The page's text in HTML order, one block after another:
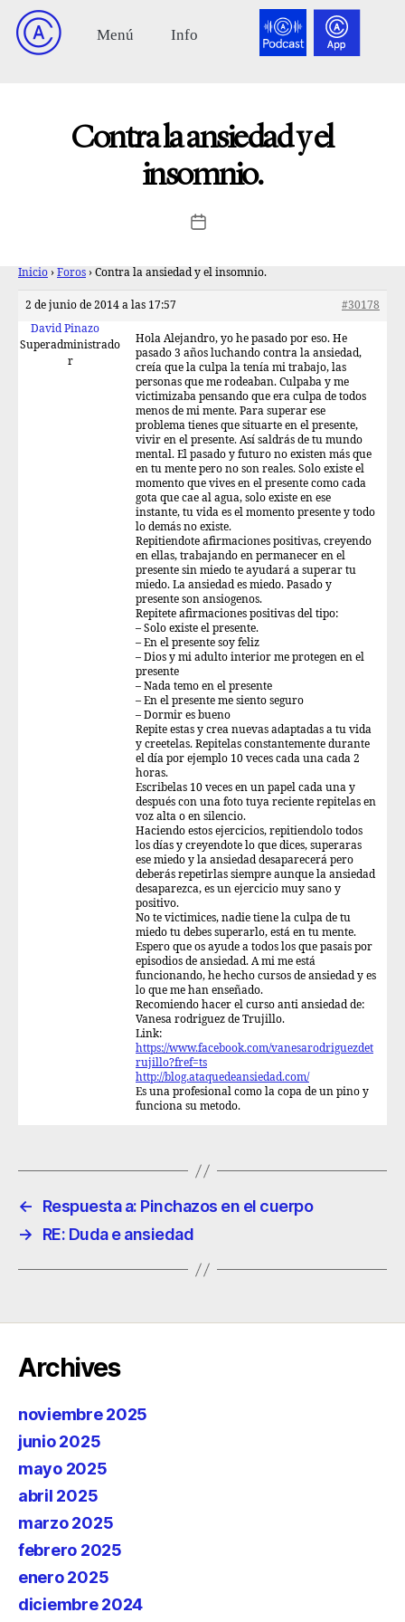
Contra la ansiedad y el
insomnio.
Inicio › Foros › Contra la ansiedad y el insomnio.
2 de junio de 2014 a las 17:57
#30178
David Pinazo
Superadministrado
r
Hola Alejandro, yo he pasado por eso. He
pasado 3 años luchando contra la ansiedad,
creía que la culpa la tenía mi trabajo, las
personas que me rodeaban. Culpaba y me
victimizaba pensando que era culpa de todos
menos de mi mente. Para superar ese
problema tienes que situarte en el presente,
vivir en el presente. Así saldrás de tu mundo
mental. El pasado y futuro no existen más que
en tu mente pero no son reales. Solo existe el
momento que vives en el presente como cada
gota que cae al agua, solo existe en ese
instante, tu vida es el momento presente y todo
lo demás no existe.
Repitiendote afirmaciones positivas, creyendo
en ellas, trabajando en permanecer en el
presente sin miedo te ayudará a superar tu
miedo. La ansiedad es miedo. Pasado y
presente son ansiogenos.
Repitete afirmaciones positivas del tipo:
– Solo existe el presente.
– En el presente soy feliz
– Dios y mi adulto interior me protegen en el
presente
– Nada temo en el presente
– En el presente me siento seguro
– Dormir es bueno
Repite estas y crea nuevas adaptadas a tu vida
y creetelas. Repitelas constantemente durante
el día por ejemplo 10 veces cada una cada 2
horas.
Escribelas 10 veces en un papel cada una y
después con una foto tuya reciente repitelas en
voz alta o en silencio.
Haciendo estos ejercicios, repitiendolo todos
los días y creyendote lo que dices, superaras
ese miedo y la ansiedad desaparecerá pero
deberás repetirlas siempre aunque la ansiedad
desaparezca, es un ejercicio muy sano y
positivo.
No te victimices, nadie tiene la culpa de tu
miedo tu debes superarlo, está en tu mente.
Espero que os ayude a todos los que pasais por
episodios de ansiedad. A mi me está
funcionando, he hecho cursos de ansiedad y es
lo que me han enseñado.
Recomiendo hacer el curso anti ansiedad de:
Vanesa rodriguez de Trujillo.
Link:
https://www.facebook.com/vanesarodriguezdet
rujillo?fref=ts
http://blog.ataquedeansiedad.com/
Es una profesional como la copa de un pino y
funciona su metodo.
←
Respuesta a: Pinchazos en el cuerpo
→
RE: Duda e ansiedad
Archives
noviembre 2025
junio 2025
mayo 2025
abril 2025
marzo 2025
febrero 2025
enero 2025
diciembre 2024